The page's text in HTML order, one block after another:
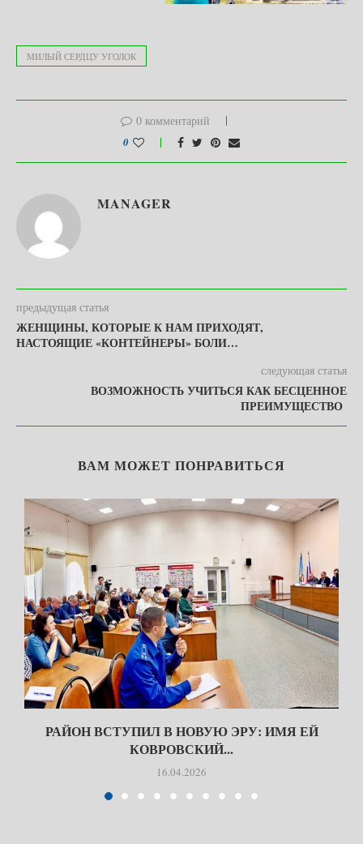
МИЛЫЙ СЕРДЦУ УГОЛОК
0 комментарий
0
MANAGER
предыдущая статья
ЖЕНЩИНЫ, КОТОРЫЕ К НАМ ПРИХОДЯТ,
НАСТОЯЩИЕ «КОНТЕЙНЕРЫ» БОЛИ…
следующая статья
ВОЗМОЖНОСТЬ УЧИТЬСЯ КАК БЕСЦЕННОЕ
ПРЕИМУЩЕСТВО
ВАМ МОЖЕТ ПОНРАВИТЬСЯ
РАЙОН ВСТУПИЛ В НОВУЮ ЭРУ: ИМЯ ЕЙ
КОВРОВСКИЙ...
16.04.2026